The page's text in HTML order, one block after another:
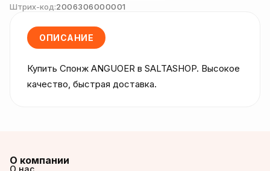
Штрих-код:2006306000001
ОПИСАНИЕ
Купить Спонж ANGUOER в SALTASHOP. Высокое
качество, быстрая доставка.
О компании
О нас